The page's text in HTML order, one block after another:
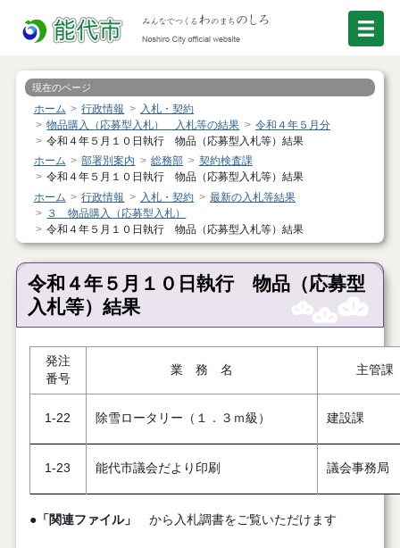
現在のページ
ホーム 行政情報
入札・契約
物品購入（応募型入札） 入札等の結果
令和４年５月分
令和４年５月１０日執行 物品（応募型入札等）結果
ホーム
部署別案内 総務部
契約検査課
令和４年５月１０日執行 物品（応募型入札等）結果
ホーム
行政情報 入札・契約
最新の入札等結果
３ 物品購入（応募型入札）
令和４年５月１０日執行 物品（応募型入札等）結果
令和４年５月１０日執行 物品（応募型
入札等）結果
発注
番号
業 務 名 主管課
1-22 除雪ロータリー（１．３ｍ級） 建設課
1-23 能代市議会だより印刷 議会事務局
●「関連ファイル」 から入札調書をご覧いただけます